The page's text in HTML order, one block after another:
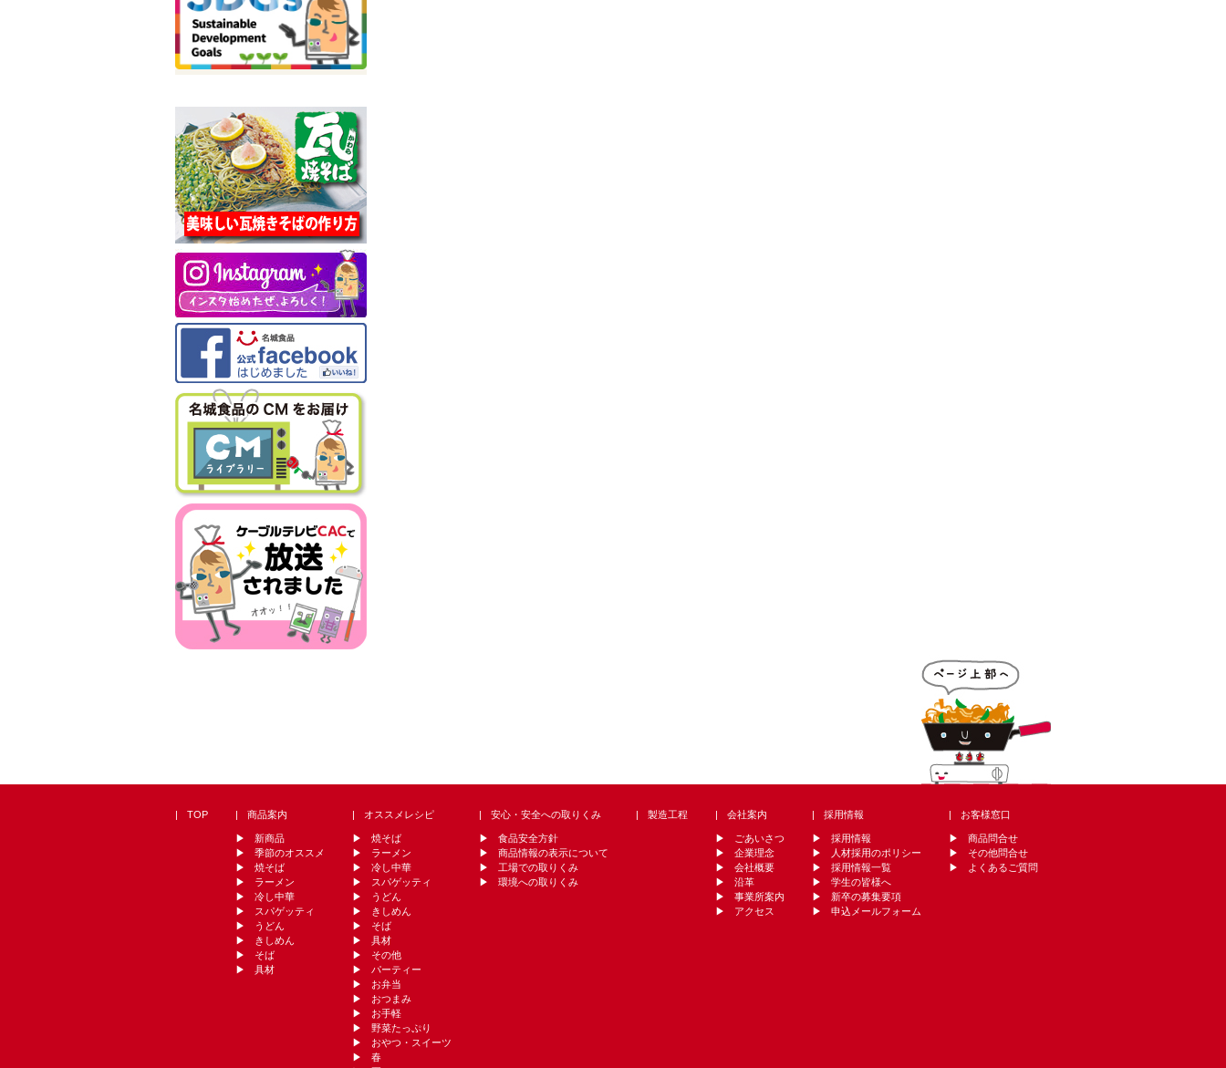
TOP 商品案内
新商品
季節のオススメ
焼そば
ラーメン
冷し中華
スパゲッティ
うどん
きしめん
そば
具材
オススメレシピ
焼そば
ラーメン
冷し中華
スパゲッティ
うどん
きしめん
そば
具材
その他
パーティー
お弁当
おつまみ
お手軽
野菜たっぷり
おやつ・スイーツ
春
安心・安全への取りくみ
食品安全方針
商品情報の表示について
工場での取りくみ
環境への取りくみ
製造工程 会社案内
ごあいさつ
企業理念
会社概要
沿革
事業所案内
アクセス
採用情報
採用情報
人材採用のポリシー
採用情報一覧
学生の皆様へ
新卒の募集要項
申込メールフォーム
お客様窓口
商品問合せ
その他問合せ
よくあるご質問